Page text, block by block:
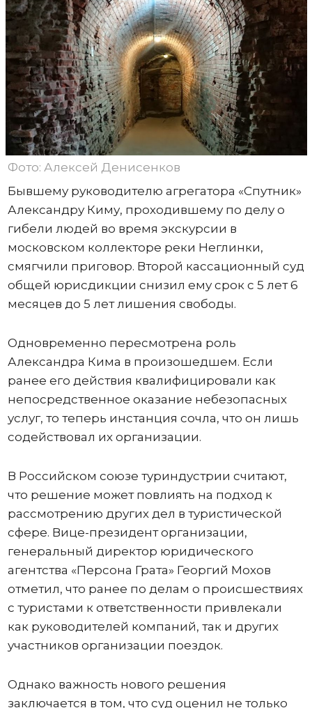
Фото: Алексей Денисенков
Бывшему руководителю агрегатора «Спутник»
Александру Киму, проходившему по делу о
гибели людей во время экскурсии в
московском коллекторе реки Неглинки,
смягчили приговор. Второй кассационный суд
общей юрисдикции снизил ему срок с 5 лет 6
месяцев до 5 лет лишения свободы.
Одновременно пересмотрена роль
Александра Кима в произошедшем. Если
ранее его действия квалифицировали как
непосредственное оказание небезопасных
услуг, то теперь инстанция сочла, что он лишь
содействовал их организации.
В Российском союзе туриндустрии считают,
что решение может повлиять на подход к
рассмотрению других дел в туристической
сфере. Вице-президент организации,
генеральный директор юридического
агентства «Персона Грата» Георгий Мохов
отметил, что ранее по делам о происшествиях
с туристами к ответственности привлекали
как руководителей компаний, так и других
участников организации поездок.
Однако важность нового решения
заключается в том, что суд оценил не только